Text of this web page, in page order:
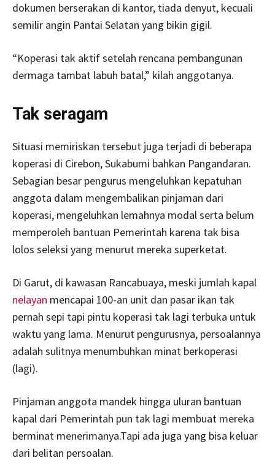
dokumen berserakan di kantor, tiada denyut, kecuali
semilir angin Pantai Selatan yang bikin gigil.
“Koperasi tak aktif setelah rencana pembangunan
dermaga tambat labuh batal,” kilah anggotanya.
Tak seragam
Situasi memiriskan tersebut juga terjadi di beberapa
koperasi di Cirebon, Sukabumi bahkan Pangandaran.
Sebagian besar pengurus mengeluhkan kepatuhan
anggota dalam mengembalikan pinjaman dari
koperasi, mengeluhkan lemahnya modal serta belum
memperoleh bantuan Pemerintah karena tak bisa
lolos seleksi yang menurut mereka superketat.
Di Garut, di kawasan Rancabuaya, meski jumlah kapal
nelayan mencapai 100-an unit dan pasar ikan tak
pernah sepi tapi pintu koperasi tak lagi terbuka untuk
waktu yang lama. Menurut pengurusnya, persoalannya
adalah sulitnya menumbuhkan minat berkoperasi
(lagi).
Pinjaman anggota mandek hingga uluran bantuan
kapal dari Pemerintah pun tak lagi membuat mereka
berminat menerimanya.Tapi ada juga yang bisa keluar
dari belitan persoalan.